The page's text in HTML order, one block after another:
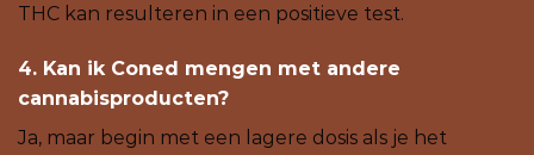
THC kan resulteren in een positieve test.
4. Kan ik Coned mengen met andere
cannabisproducten?
Ja, maar begin met een lagere dosis als je het